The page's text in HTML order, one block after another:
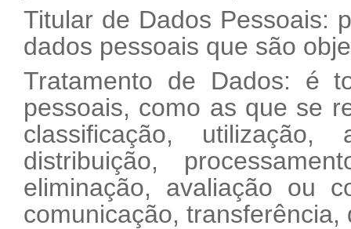
Titular de Dados Pessoais:
dados pessoais que são
Tratamento de Dados: é
pessoais, como as que se
classificação, utilização,
distribuição,
eliminação, avaliação ou
comunicação,